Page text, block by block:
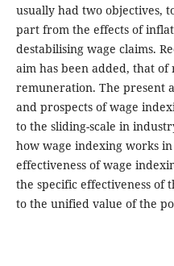
usually had two objectives,
part from the effects of
destabilising wage claims.
aim has been added, that
remuneration. The present
and prospects of wage
to the sliding-scale in
how wage indexing works
effectiveness of wage
the specific effectiveness of
to the unified value of the